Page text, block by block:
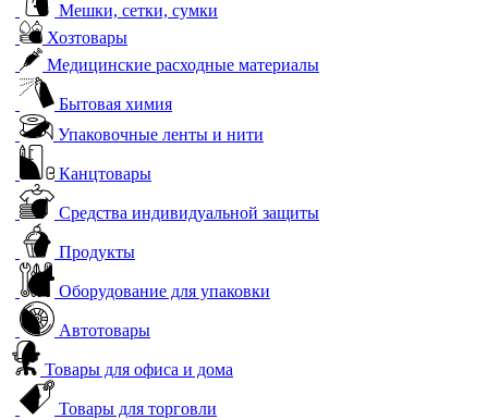
Мешки, сетки, сумки
Хозтовары
Медицинские расходные материалы
Бытовая химия
Упаковочные ленты и нити
Канцтовары
Средства индивидуальной защиты
Продукты
Оборудование для упаковки
Автотовары
Товары для офиса и дома
Товары для торговли